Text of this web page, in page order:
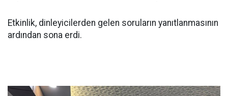
Etkinlik, dinleyicilerden gelen soruların yanıtlanmasının
ardından sona erdi.